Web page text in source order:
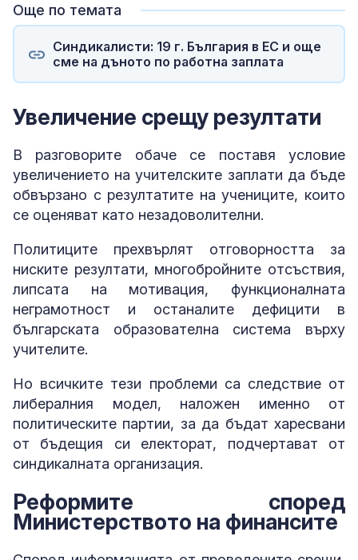
Още по темата
Синдикалисти: 19 г. България в ЕС и още
сме на дъното по работна заплата
Увеличение срещу резултати
В разговорите обаче се поставя условие
увеличението на учителските заплати да бъде
обвързано с резултатите на учениците, които
се оценяват като незадоволителни.
Политиците прехвърлят отговорността за
ниските резултати, многобройните отсъствия,
липсата на мотивация, функционалната
неграмотност и останалите дефицити в
българската образователна система върху
учителите.
Но всичките тези проблеми са следствие от
либералния модел, наложен именно от
политическите партии, за да бъдат харесвани
от бъдещия си електорат, подчертават от
синдикалната организация.
Реформите според
Министерството на финансите